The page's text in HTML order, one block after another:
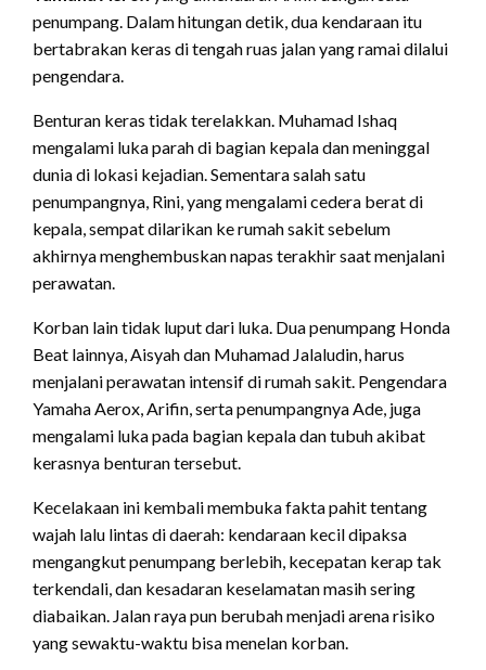
penumpang. Dalam hitungan detik, dua kendaraan itu
bertabrakan keras di tengah ruas jalan yang ramai dilalui
pengendara.
Benturan keras tidak terelakkan. Muhamad Ishaq
mengalami luka parah di bagian kepala dan meninggal
dunia di lokasi kejadian. Sementara salah satu
penumpangnya, Rini, yang mengalami cedera berat di
kepala, sempat dilarikan ke rumah sakit sebelum
akhirnya menghembuskan napas terakhir saat menjalani
perawatan.
Korban lain tidak luput dari luka. Dua penumpang Honda
Beat lainnya, Aisyah dan Muhamad Jalaludin, harus
menjalani perawatan intensif di rumah sakit. Pengendara
Yamaha Aerox, Arifin, serta penumpangnya Ade, juga
mengalami luka pada bagian kepala dan tubuh akibat
kerasnya benturan tersebut.
Kecelakaan ini kembali membuka fakta pahit tentang
wajah lalu lintas di daerah: kendaraan kecil dipaksa
mengangkut penumpang berlebih, kecepatan kerap tak
terkendali, dan kesadaran keselamatan masih sering
diabaikan. Jalan raya pun berubah menjadi arena risiko
yang sewaktu-waktu bisa menelan korban.